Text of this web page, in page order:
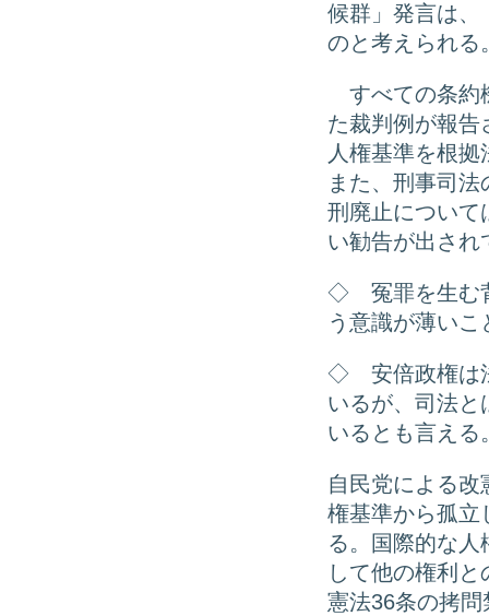
候群」発言は、
のと考えられる
すべての条約
た裁判例が報告
人権基準を根
また、刑事司
刑廃止について
い勧告が出され
◇ 冤罪を生む
う意識が薄い
◇ 安倍政権は
いるが、司法と
いるとも言える
自民党による
権基準から孤立
る。国際的な
して他の権利
憲法36条の拷